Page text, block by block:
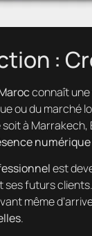
:
connaît une
ou du
soit à
est
futurs
même
.